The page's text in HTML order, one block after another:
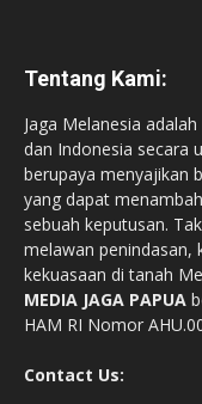
Tentang Kami:
Jaga Melanesia
dan Indonesia secara
berupaya menyajikan
yang dapat
sebuah keputusan.
melawan penindasan,
kekuasaan di tanah
MEDIA JAGA PAPUA
HAM RI Nomor
Contact Us: